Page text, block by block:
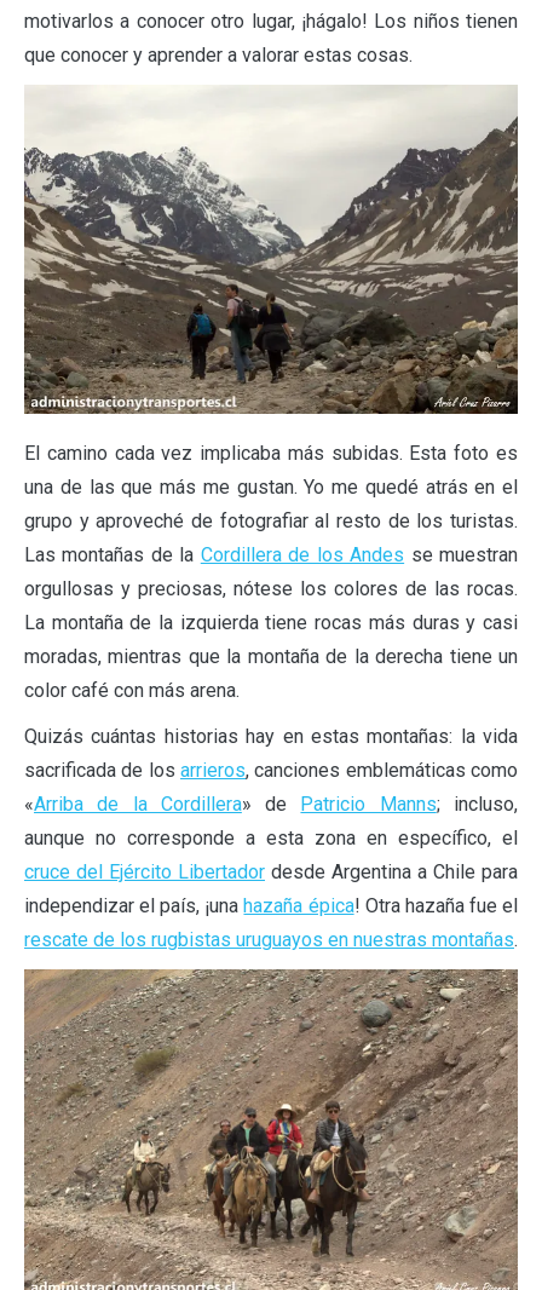
motivarlos a conocer otro lugar, ¡hágalo! Los niños tienen
que conocer y aprender a valorar estas cosas.
El camino cada vez implicaba más subidas. Esta foto es
una de las que más me gustan. Yo me quedé atrás en el
grupo y aproveché de fotografiar al resto de los turistas.
Las montañas de la Cordillera de los Andes se muestran
orgullosas y preciosas, nótese los colores de las rocas.
La montaña de la izquierda tiene rocas más duras y casi
moradas, mientras que la montaña de la derecha tiene un
color café con más arena.
Quizás cuántas historias hay en estas montañas: la vida
sacrificada de los arrieros, canciones emblemáticas como
«Arriba de la Cordillera» de Patricio Manns; incluso,
aunque no corresponde a esta zona en específico, el
cruce del Ejército Libertador desde Argentina a Chile para
independizar el país, ¡una hazaña épica! Otra hazaña fue el
rescate de los rugbistas uruguayos en nuestras montañas.